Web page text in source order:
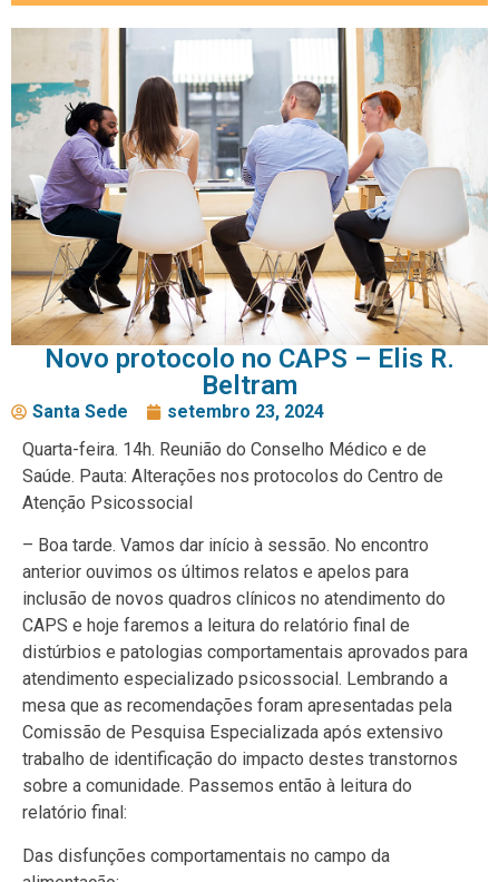
Novo protocolo no CAPS – Elis R.
Beltram
Santa Sede
setembro 23, 2024
Quarta-feira. 14h. Reunião do Conselho Médico e de
Saúde. Pauta: Alterações nos protocolos do Centro de
Atenção Psicossocial
– Boa tarde. Vamos dar início à sessão. No encontro
anterior ouvimos os últimos relatos e apelos para
inclusão de novos quadros clínicos no atendimento do
CAPS e hoje faremos a leitura do relatório final de
distúrbios e patologias comportamentais aprovados para
atendimento especializado psicossocial. Lembrando a
mesa que as recomendações foram apresentadas pela
Comissão de Pesquisa Especializada após extensivo
trabalho de identificação do impacto destes transtornos
sobre a comunidade. Passemos então à leitura do
relatório final:
Das disfunções comportamentais no campo da